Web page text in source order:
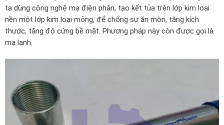
ta dùng công nghệ mạ điện phân, tạo kết tủa trên lớp kim loại
nền một lớp kim loại mỏng, để chống sự ăn mòn, tăng kích
thước, tăng độ cứng bề mặt. Phương pháp này còn được gọi là
mạ lạnh.